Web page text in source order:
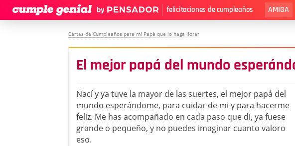
felicitaciones de cumpleaños AMIGA
Cartas de Cumpleaños para mi Papá que lo haga llorar
El mejor papá del mundo
Nací y ya tuve la mayor de las suertes, el mejor papá del
mundo esperándome, para cuidar de mi y para hacerme
feliz. Me has acompañado en cada paso que di, ya fuese
grande o pequeño, y no puedes imaginar cuanto valoro
eso.